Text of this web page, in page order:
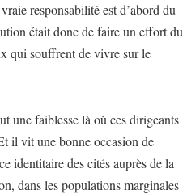
responsabilité est d’abord du
était donc de faire un effort du
qui souffrent de vivre sur le
une faiblesse là où ces dirigeants
il vit une bonne occasion de
identitaire des cités auprès de la
dans les populations marginales